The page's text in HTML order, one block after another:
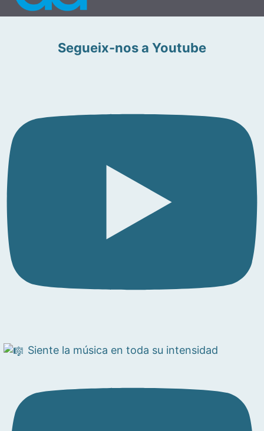
Segueix-nos a Youtube
Siente la música en toda su intensidad